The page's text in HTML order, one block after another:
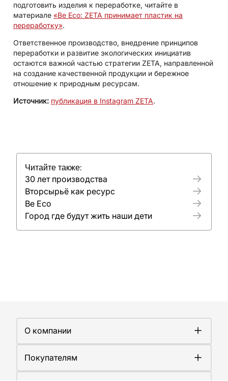
подготовить изделия к переработке, читайте в
материале «Be Eco: ZETA принимает пластик на
переработку».
Ответственное производство, внедрение принципов
переработки и развитие экологических инициатив
остаются важной частью стратегии ZETA, направленной
на создание качественной продукции и бережное
отношение к природным ресурсам.
Источник: публикация в Instagram ZETA.
Читайте также:
30 лет производства
Вторсырьё как ресурс
Be Eco
Город где будут жить наши дети
О компании
Работа у нас
Сертификаты
Покупателям